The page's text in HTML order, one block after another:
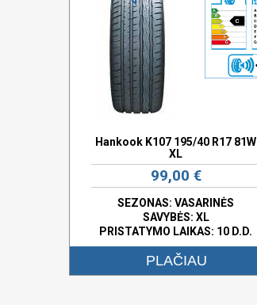
C
Hankook K107 195/40 R17 81W
XL
99,00 €
SEZONAS: VASARINĖS
SAVYBĖS: XL
PRISTATYMO LAIKAS: 10 D.D.
PLAČIAU